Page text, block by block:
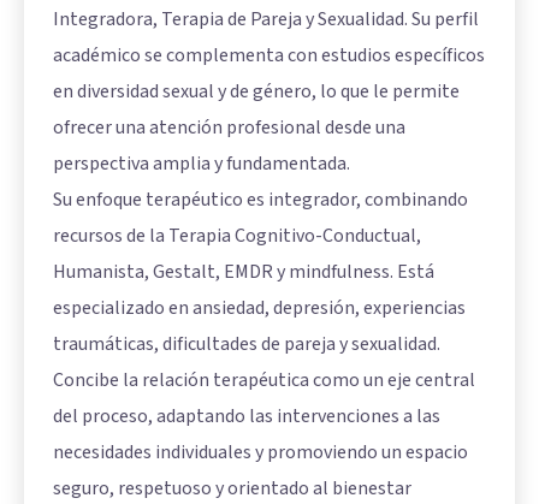
Integradora, Terapia de Pareja y Sexualidad. Su perfil
académico se complementa con estudios específicos
en diversidad sexual y de género, lo que le permite
ofrecer una atención profesional desde una
perspectiva amplia y fundamentada.
Su enfoque terapéutico es integrador, combinando
recursos de la Terapia Cognitivo-Conductual,
Humanista, Gestalt, EMDR y mindfulness. Está
especializado en ansiedad, depresión, experiencias
traumáticas, dificultades de pareja y sexualidad.
Concibe la relación terapéutica como un eje central
del proceso, adaptando las intervenciones a las
necesidades individuales y promoviendo un espacio
seguro, respetuoso y orientado al bienestar